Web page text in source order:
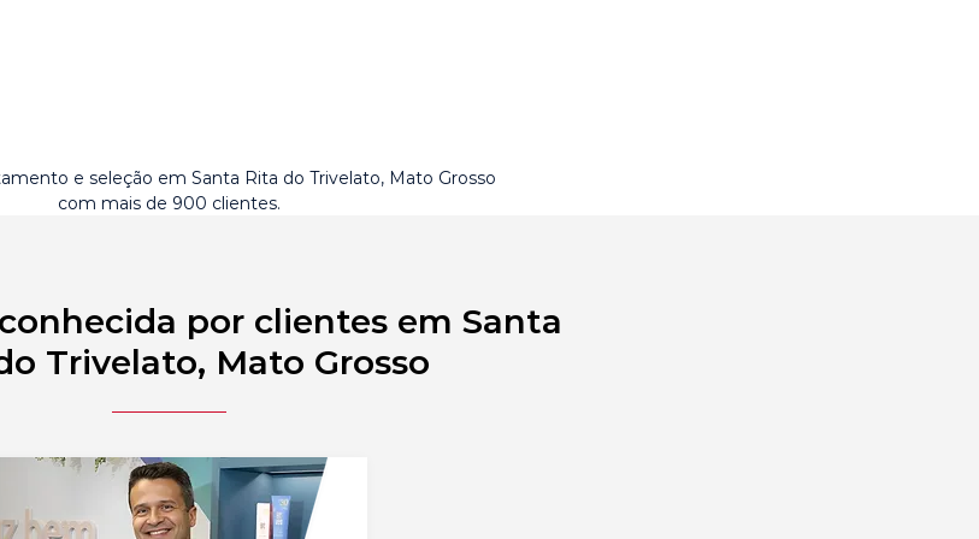
e seleção em Santa Rita do Trivelato, Mato Grosso
com mais de 900 clientes.
por clientes em Santa
Trivelato, Mato Grosso